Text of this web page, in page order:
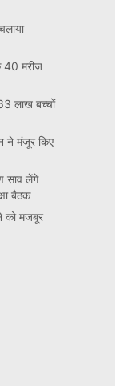
40 मरीज
लाख बच्चों
ने मंजूर किए
साव लेंगे
बैठक
को मजबूर